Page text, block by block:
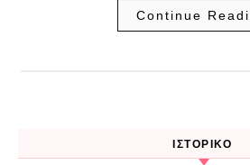
Continue
ΙΣΤΟΡΙΚΌ